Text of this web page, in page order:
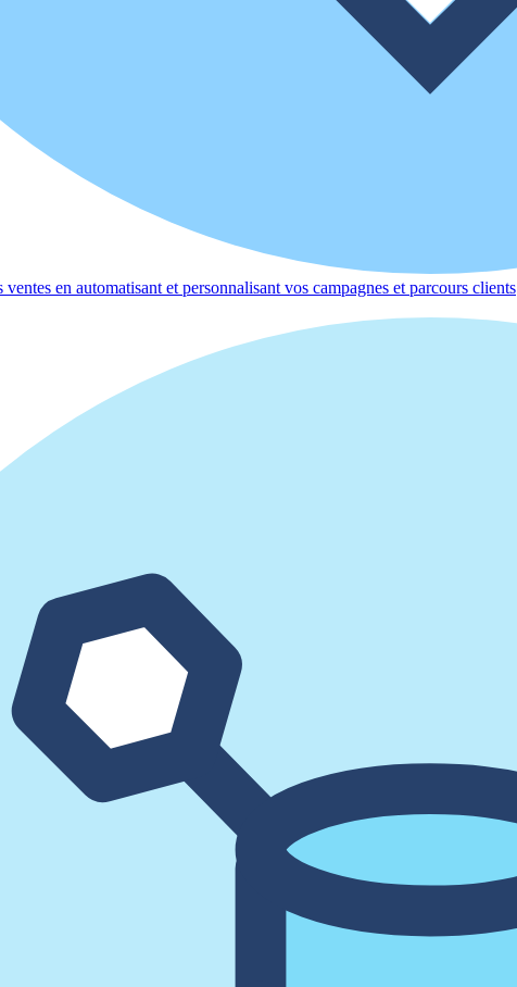
en automatisant et personnalisant vos campagnes et parcours clients